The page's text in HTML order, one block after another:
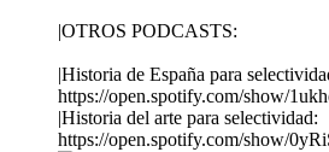
|OTROS PODCASTS:
|Historia de España para
https://open.spotify.com/show/
|Historia del arte para selectividad:
https://open.spotify.com/show/